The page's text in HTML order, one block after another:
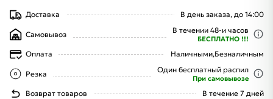
Доставка В день заказа, до 14:00
Самовывоз В течении 48-и часов
БЕСПЛАТНО !!!
Оплата Наличными,Безналичным
Резка Один бесплатный распил
При самовывозе
Возврат товаров В течение 7 дней